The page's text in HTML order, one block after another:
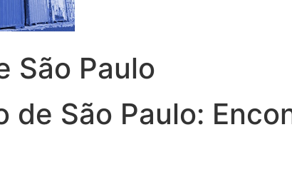
São Paulo
de São Paulo: